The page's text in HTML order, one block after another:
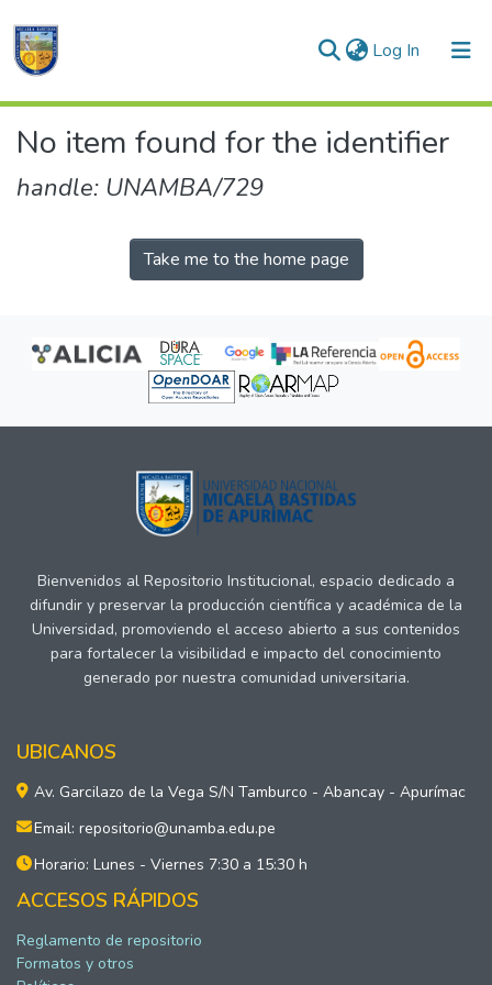
Log In (current)
Communities & Collections
No item found for the identifier
handle: UNAMBA/729
Take me to the home page
Bienvenidos al Repositorio Institucional, espacio dedicado a
difundir y preservar la producción científica y académica de la
Universidad, promoviendo el acceso abierto a sus contenidos
para fortalecer la visibilidad e impacto del conocimiento
generado por nuestra comunidad universitaria.
UBICANOS
Av. Garcilazo de la Vega S/N Tamburco - Abancay - Apurímac
Email: repositorio@unamba.edu.pe
Horario: Lunes - Viernes 7:30 a 15:30 h
ACCESOS RÁPIDOS
Reglamento de repositorio
Formatos y otros